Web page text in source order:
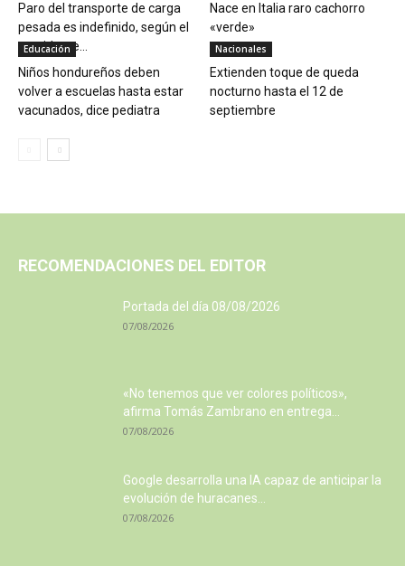
Paro del transporte de carga
pesada es indefinido, según el
presidente...
Nace en Italia raro cachorro
«verde»
Educación
Niños hondureños deben
volver a escuelas hasta estar
vacunados, dice pediatra
Nacionales
Extienden toque de queda
nocturno hasta el 12 de
septiembre
RECOMENDACIONES DEL EDITOR
Portada del día 08/08/2026
07/08/2026
«No tenemos que ver colores políticos»,
afirma Tomás Zambrano en entrega...
07/08/2026
Google desarrolla una IA capaz de anticipar la
evolución de huracanes...
07/08/2026